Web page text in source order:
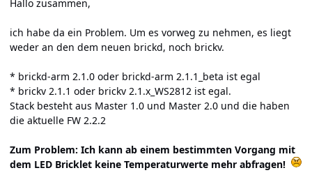
Hallo zusammen,
ich habe da ein Problem. Um es vorweg zu nehmen, es liegt
weder an den dem neuen brickd, noch brickv.
* brickd-arm 2.1.0 oder brickd-arm 2.1.1_beta ist egal
* brickv 2.1.1 oder brickv 2.1.x_WS2812 ist egal.
Stack besteht aus Master 1.0 und Master 2.0 und die haben
die aktuelle FW 2.2.2
Zum Problem: Ich kann ab einem bestimmten Vorgang mit
dem LED Bricklet keine Temperaturwerte mehr abfragen!